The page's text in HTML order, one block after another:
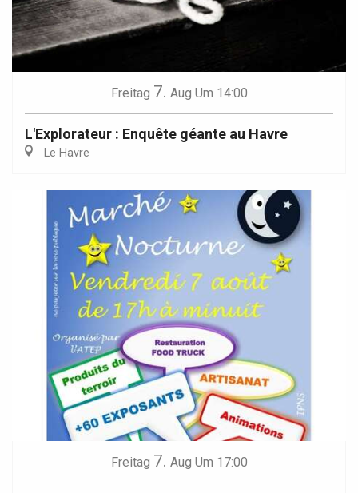
Freitag 7. Aug Um 14:00
L'Explorateur : Enquête géante au Havre
Le Havre
Freitag 7. Aug Um 17:00